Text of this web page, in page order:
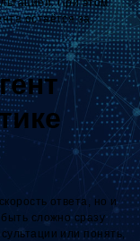
При этом
остаётся за
ответа, но и
сложно сразу
или понять,